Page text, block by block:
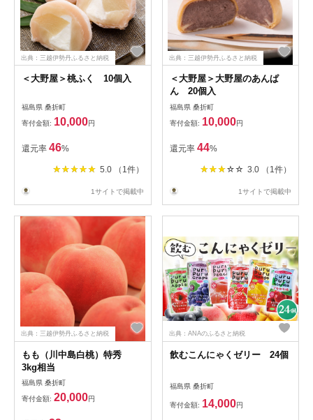
出典：三越伊勢丹ふるさと納税
＜大野屋＞桃ふく 10個入
福島県 桑折町
寄付金額: 10,000円
還元率 46%
5.0 （1件）
1サイトで掲載中
出典：三越伊勢丹ふるさと納税
＜大野屋＞大野屋のあんぱ
ん 20個入
福島県 桑折町
寄付金額: 10,000円
還元率 44%
3.0 （1件）
1サイトで掲載中
出典：三越伊勢丹ふるさと納税
もも（川中島白桃）特秀
3kg相当
福島県 桑折町
寄付金額: 20,000円
出典：ANAのふるさと納税
飲むこんにゃくゼリー 24個
福島県 桑折町
寄付金額: 14,000円